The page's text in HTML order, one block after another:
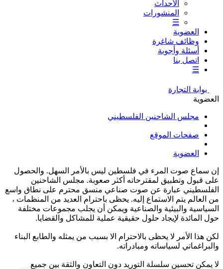
الأحداث
المنشورات
☰
العضوية
وظائف شاغرة
أسئلة وأجوبة
اتصل بنا
☰
بوابة التجارة
العضوية
مجلس الشاحنين الفلسطيني
صفحات الموقع
العضوية
إن سماع صوت المرء في فلسطين ليس بالأمر السهل. والحصول
على قبول وتطبيق لمقترحاته أكثر صعوبة. مجلس الشاحنين
الفلسطيني عبارة عن صوت صناعي منسق محترم على نطاق واسع
من العالم يتم الاستماع إليه. يحظى باحترام العديد من المنظمات ،
السياسية والبيئية والصناعية ويمكن أن يجلب مجموعات مختلفة
حول المائدة لإيجاد حلول حقيقية عملية للمشاكل والقضايا.
لكن هذا الأمر لا يحظى بالاحترام الا بسبب من يمثله والطابع البناء
والبراغماتي لسياساته ومبادراته.
لا يمكن تحسين سلسلة التوريد دون التعاون والثقة بين جميع